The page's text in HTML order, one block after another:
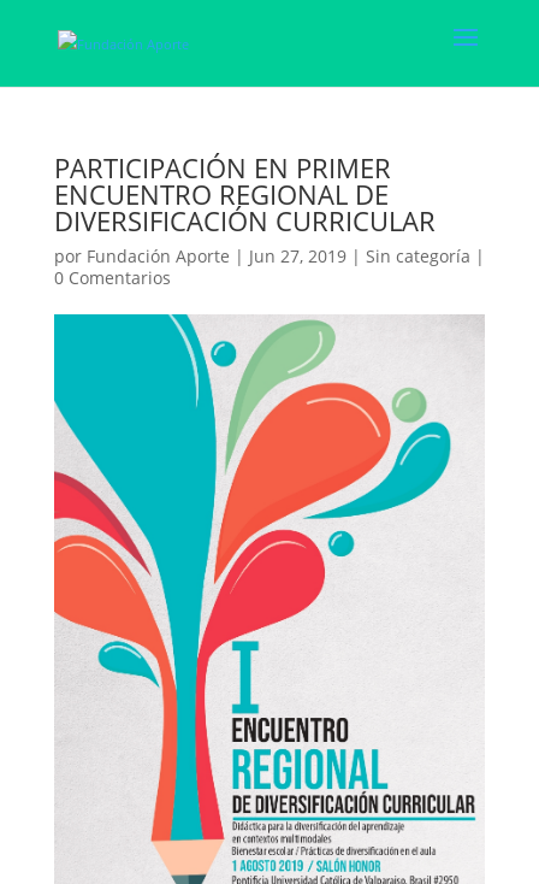
PARTICIPACIÓN EN PRIMER
ENCUENTRO REGIONAL DE
DIVERSIFICACIÓN CURRICULAR
por Fundación Aporte | Jun 27, 2019| Sin categoría |
0 Comentarios